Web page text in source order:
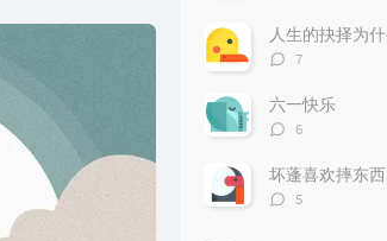
数：
评
数：
7
六一快乐
评
数：
6
坏蓬喜欢摔东西
评
5